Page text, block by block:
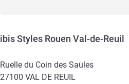
ibis Styles Rouen Val-de-Reuil
Ruelle du Coin des Saules
27100 VAL DE REUIL